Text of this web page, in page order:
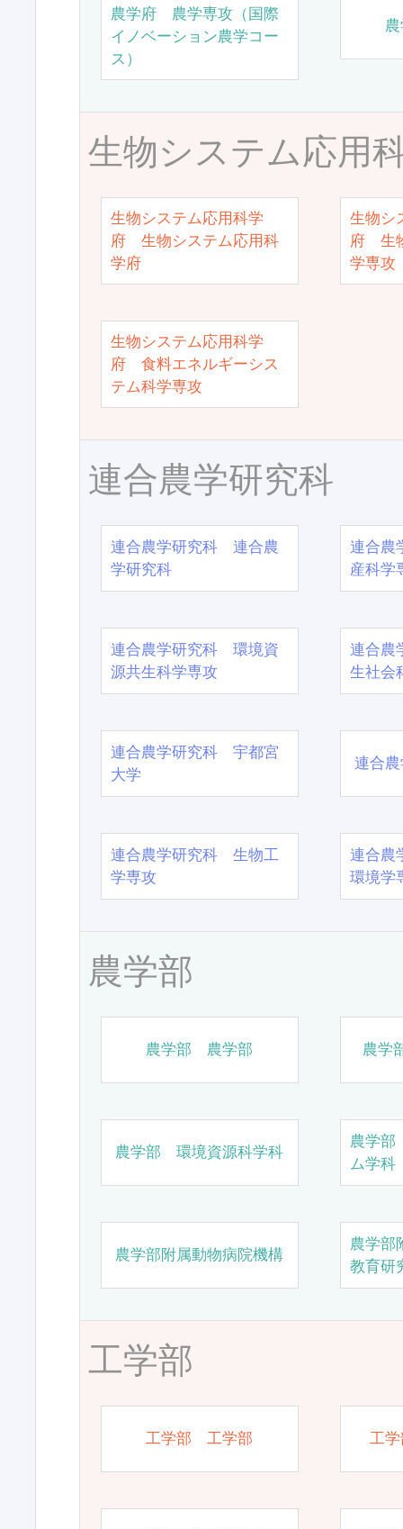
農学府 農学専攻（国際
イノベーション農学コー
ス）
生物システム応用
生物システム応用科学
府 生物システム応用科
学府
生物シ
府 生
学専攻
生物システム応用科学
府 食料エネルギーシス
テム科学専攻
連合農学研究科
連合農学研究科 連合農
学研究科
連合農
産科学
連合農学研究科 環境資
源共生科学専攻
連合農
生社会
連合農学研究科 宇都宮
大学
連合
連合農学研究科 生物工
学専攻
連合農
環境学
農学部
農学部 農学部 農学
農学部 環境資源科学科
農学
ム学科
農学部附属動物病院機構
農学部
教育研
工学部
工学部 工学部 工